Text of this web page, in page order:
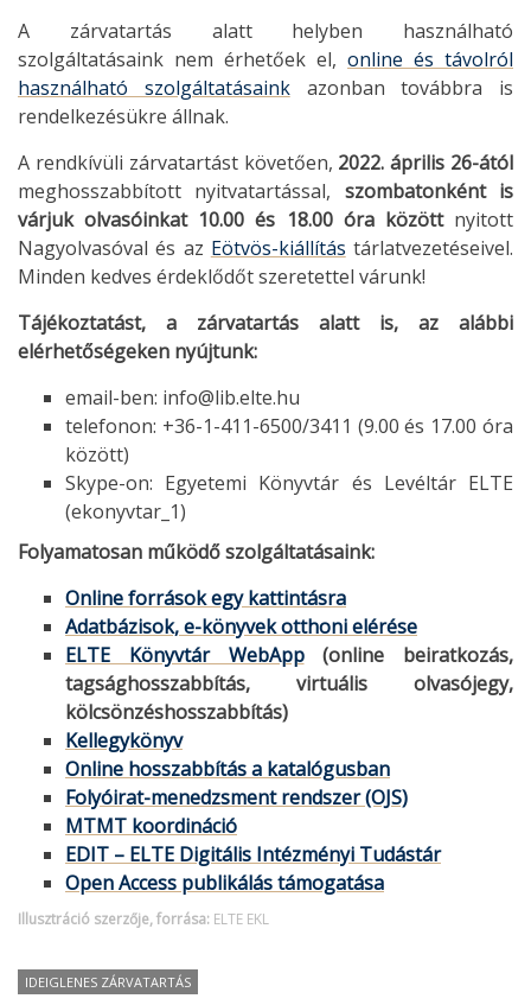
A zárvatartás alatt helyben használható
szolgáltatásaink nem érhetőek el, online és távolról
használható szolgáltatásainkazonban továbbra is
rendelkezésükre állnak.
A rendkívüli zárvatartást követően, 2022. április 26-ától
meghosszabbított nyitvatartással, szombatonként is
várjuk olvasóinkat 10.00 és 18.00 óra közöttnyitott
Nagyolvasóval és az Eötvös-kiállítás tárlatvezetéseivel.
Minden kedves érdeklődőt szeretettel várunk!
Tájékoztatást, a zárvatartás alatt is, az alábbi
elérhetőségeken nyújtunk:
email-ben: info@lib.elte.hu
telefonon: +36-1-411-6500/3411 (9.00 és 17.00 óra
között)
Skype-on: Egyetemi Könyvtár és Levéltár ELTE
(ekonyvtar_1)
Folyamatosan működő szolgáltatásaink:
Online források egy kattintásra
Adatbázisok, e-könyvek otthoni elérése
ELTE Könyvtár WebApp(online beiratkozás,
tagsághosszabbítás, virtuális olvasójegy,
kölcsönzéshosszabbítás)
Kellegykönyv
Online hosszabbítás a katalógusban
Folyóirat-menedzsment rendszer (OJS)
MTMT koordináció
EDIT – ELTE Digitális Intézményi Tudástár
Open Access publikálás támogatása
Illusztráció szerzője, forrása: ELTE EKL
IDEIGLENES ZÁRVATARTÁS